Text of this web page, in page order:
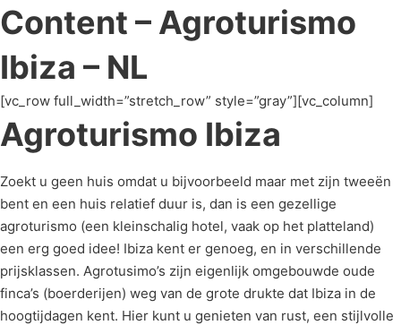
Content – Agroturismo
Ibiza – NL
[vc_row full_width=”stretch_row” style=”gray”][vc_column]
Agroturismo Ibiza
Zoekt u geen huis omdat u bijvoorbeeld maar met zijn tweeën
bent en een huis relatief duur is, dan is een gezellige
agroturismo (een kleinschalig hotel, vaak op het platteland)
een erg goed idee! Ibiza kent er genoeg, en in verschillende
prijsklassen. Agrotusimo’s zijn eigenlijk omgebouwde oude
finca’s (boerderijen) weg van de grote drukte dat Ibiza in de
hoogtijdagen kent. Hier kunt u genieten van rust, een stijlvolle